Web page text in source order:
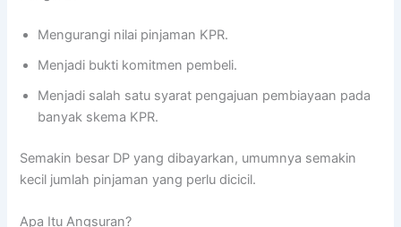
Mengurangi nilai pinjaman KPR.
Menjadi bukti komitmen pembeli.
Menjadi salah satu syarat pengajuan pembiayaan pada
banyak skema KPR.
Semakin besar DP yang dibayarkan, umumnya semakin
kecil jumlah pinjaman yang perlu dicicil.
Apa Itu Angsuran?